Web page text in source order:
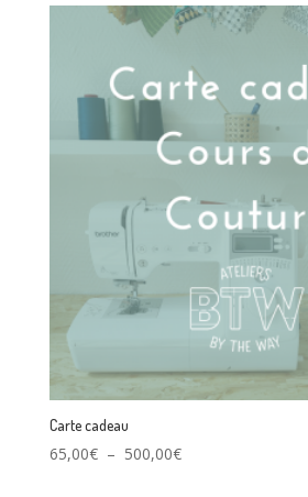
Carte cadeau
65,00€ – 500,00€Plage